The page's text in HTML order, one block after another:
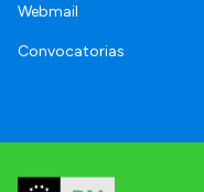
Webmail
Convocatorias